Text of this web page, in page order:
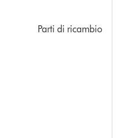
Parti di ricambio